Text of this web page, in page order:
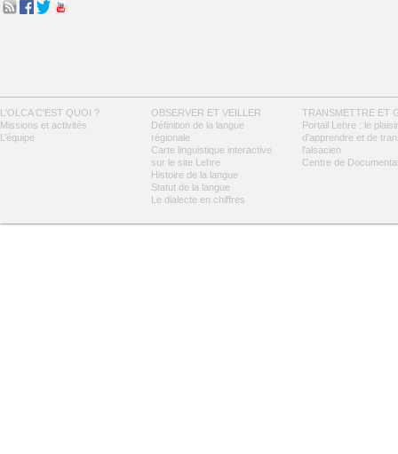
L'OLCA C'EST QUOI ?
Missions et activités
L’équipe
OBSERVER ET VEILLER
Définition de la langue
régionale
Carte linguistique interactive
sur le site Lehre
Histoire de la langue
Statut de la langue
Le dialecte en chiffres
TRANSMETTRE ET
Portail Lehre : le plaisir
d’apprendre et de
l’alsacien
Centre de